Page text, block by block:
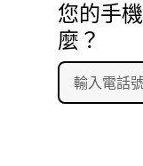
您的手
麼？